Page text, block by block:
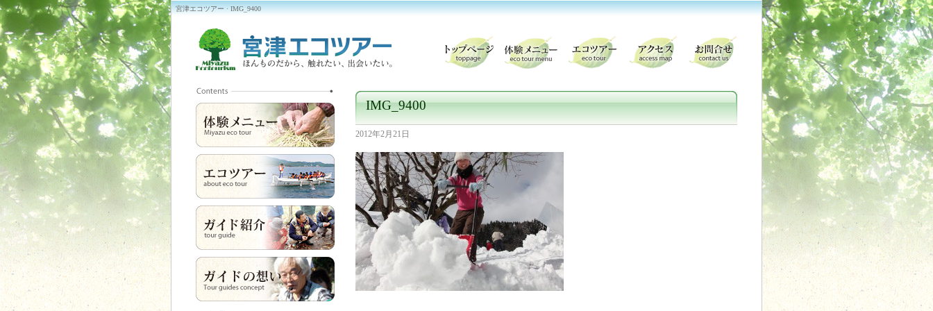
宮津エコツアー · IMG_9400
IMG_9400
2012年2月21日